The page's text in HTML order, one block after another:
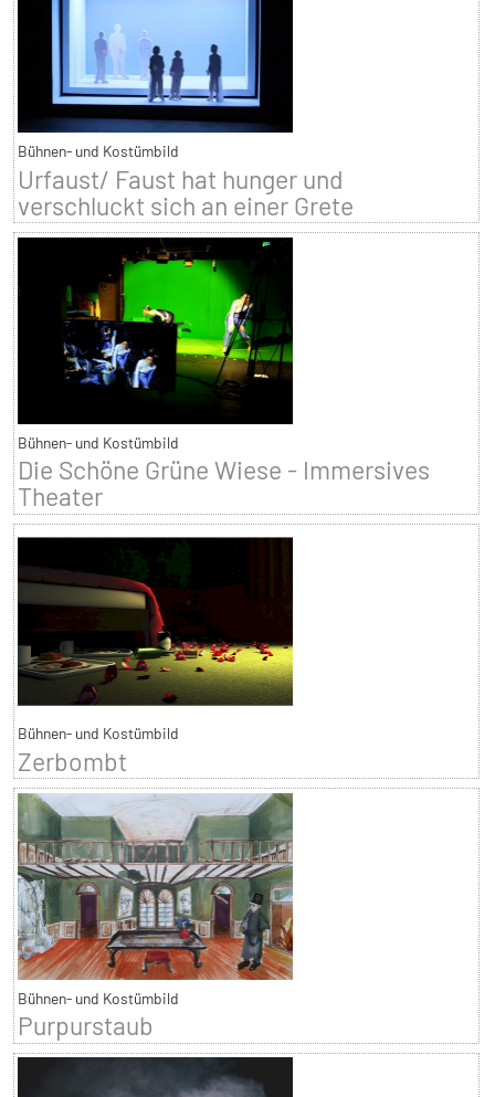
Bühnen- und Kostümbild
Urfaust/ Faust hat hunger und
verschluckt sich an einer Grete
Bühnen- und Kostümbild
Die Schöne Grüne Wiese - Immersives
Theater
Bühnen- und Kostümbild
Zerbombt
Bühnen- und Kostümbild
Purpurstaub